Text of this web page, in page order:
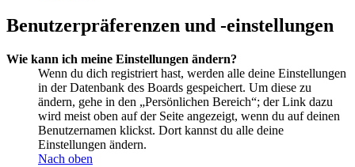
Benutzerpräferenzen und -einstellungen
Wie kann ich meine Einstellungen ändern?
Wenn du dich registriert hast, werden alle deine Einstellungen
in der Datenbank des Boards gespeichert. Um diese zu
ändern, gehe in den „Persönlichen Bereich“; der Link dazu
wird meist oben auf der Seite angezeigt, wenn du auf deinen
Benutzernamen klickst. Dort kannst du alle deine
Einstellungen ändern.
Nach oben